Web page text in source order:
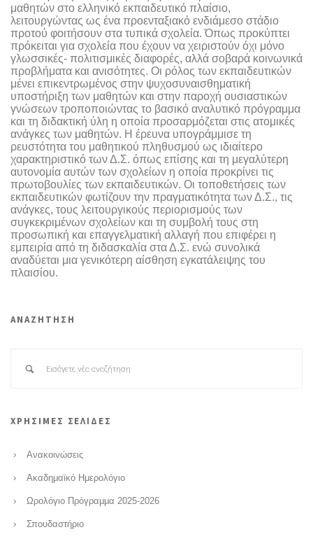
μαθητών στο ελληνικό εκπαιδευτικό πλαίσιο,
λειτουργώντας ως ένα προενταξιακό ενδιάμεσο στάδιο
προτού φοιτήσουν στα τυπικά σχολεία. Όπως προκύπτει
πρόκειται για σχολεία που έχουν να χειριστούν όχι μόνο
γλωσσικές- πολιτισμικές διαφορές, αλλά σοβαρά κοινωνικά
προβλήματα και ανισότητες. Οι ρόλος των εκπαιδευτικών
μένει επικεντρωμένος στην ψυχοσυναισθηματική
υποστήριξη των μαθητών και στην παροχή ουσιαστικών
γνώσεων τροποποιώντας το βασικό αναλυτικό πρόγραμμα
και τη διδακτική ύλη η οποία προσαρμόζεται στις ατομικές
ανάγκες των μαθητών. Η έρευνα υπογράμμισε τη
ρευστότητα του μαθητικού πληθυσμού ως ιδιαίτερο
χαρακτηριστικό των Δ.Σ. όπως επίσης και τη μεγαλύτερη
αυτονομία αυτών των σχολείων η οποία προκρίνει τις
πρωτοβουλίες των εκπαιδευτικών. Οι τοποθετήσεις των
εκπαιδευτικών φωτίζουν την πραγματικότητα των Δ.Σ., τις
ανάγκες, τους λειτουργικούς περιορισμούς των
συγκεκριμένων σχολείων και τη συμβολή τους στη
προσωπική και επαγγελματική αλλαγή που επιφέρει η
εμπειρία από τη διδασκαλία στα Δ.Σ. ενώ συνολικά
αναδύεται μια γενικότερη αίσθηση εγκατάλειψης του
πλαισίου.
ΑΝΑΖΗΤΗΣΗ
ΧΡΗΣΙΜΕΣ ΣΕΛΙΔΕΣ
Ανακοινώσεις
Ακαδημαϊκό Ημερολόγιο
Ωρολόγιο Πρόγραμμα 2025-2026
Σπουδαστήριο